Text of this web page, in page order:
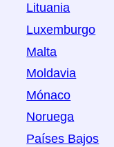
Lituania
Luxemburgo
Malta
Moldavia
Mónaco
Noruega
Países Bajos